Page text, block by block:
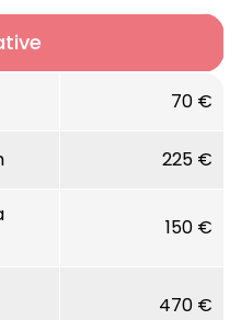
70 €
225 €
150 €
470 €